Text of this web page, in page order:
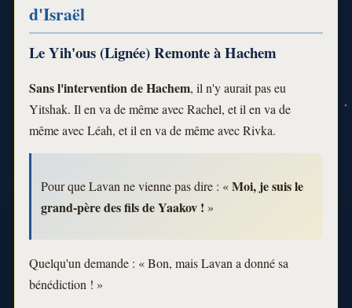
d'Israël
Le Yih'ous (Lignée) Remonte à Hachem
Sans l'intervention de Hachem, il n'y aurait pas eu
Yitshak. Il en va de même avec Rachel, et il en va de
même avec Léah, et il en va de même avec Rivka.
Pour que Lavan ne vienne pas dire : «Moi, je suis le
grand-père des fils de Yaakov ! »
Quelqu'un demande : « Bon, mais Lavan a donné sa
bénédiction ! »